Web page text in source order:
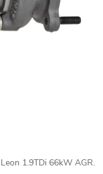
1.9TDi 66kW AGR.